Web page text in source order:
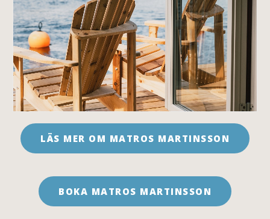
LÄS MER OM MATROS MARTINSSON
BOKA MATROS MARTINSSON